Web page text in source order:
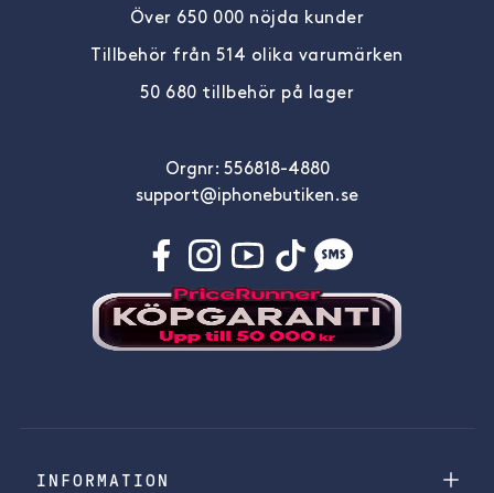
Över 650 000 nöjda kunder
Tillbehör från 514 olika varumärken
50 680 tillbehör på lager
Orgnr: 556818-4880
support@iphonebutiken.se
INFORMATION